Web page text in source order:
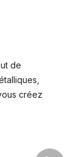
de
créez